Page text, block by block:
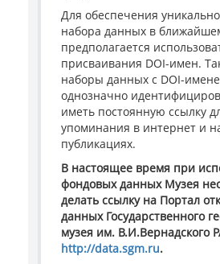
Для обеспечения
набора данных в
предполагается
присваивания DOI-имен.
наборы данных с DOI-
однозначно
иметь постоянную ссылку
упоминания в интернет и
публикациях.
В настоящее время при
фондовых данных Музея
делать ссылку на Портал
данных Государственного
музея им. В.И.Вернадского
http://data.sgm.ru.